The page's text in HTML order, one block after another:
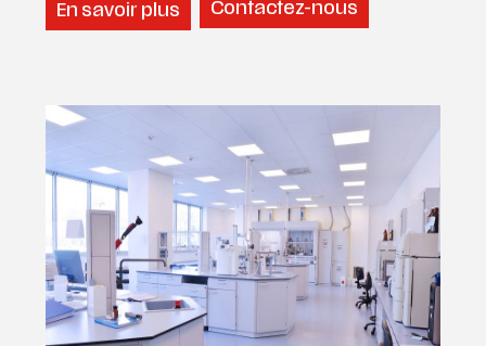
En savoir plus Contactez-nous